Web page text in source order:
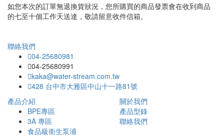
如您本次的訂單無退換貨狀況，您所購買的商品發票會在收到商品
的七至十個工作天送達，敬請留意收件信箱。
聯絡我們
04-25680981
04-25680991
kaka@water-stream.com.tw
428 台中市大雅區中山十一路81號
產品介紹
BPE專區
3A 專區
食品級衛生泵浦
關於我們
產品型錄
聯絡我們